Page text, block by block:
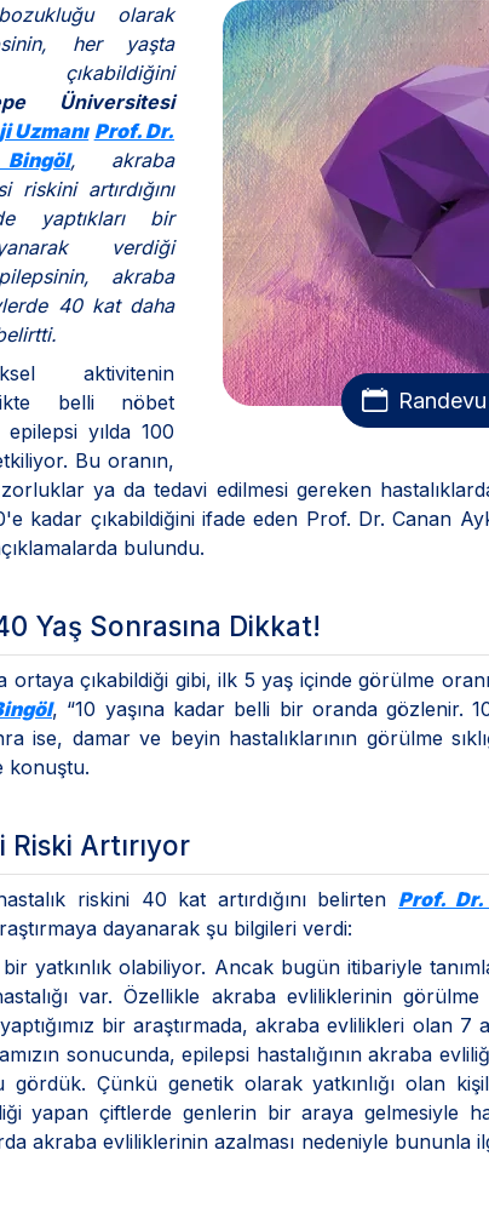
Randevu
olarak
her yaşta
Üniversitesi
Uzmanı Prof. Dr.
, akraba
artırdığını
yaptıkları bir
verdiği
akraba
40 kat daha
aktivitenin
belli nöbet
yılda 100
Bu oranın,
zorluklar ya da tedavi edilmesi gereken
kadar çıkabildiğini ifade eden Prof. Dr. Canan
bulundu.
Yaş Sonrasına Dikkat!
ortaya çıkabildiği gibi, ilk 5 yaş içinde görülme
, “10 yaşına kadar belli bir oranda gözlenir.
ise, damar ve beyin hastalıklarının görülme
konuştu.
Artırıyor
riskini 40 kat artırdığını belirtenProf.
dayanarak şu bilgileri verdi:
yatkınlık olabiliyor. Ancak bugün itibariyle
var. Özellikle akraba evliliklerinin görülme
bir araştırmada, akraba evlilikleri olan
sonucunda, epilepsi hastalığının akraba
Çünkü genetik olarak yatkınlığı olan
yapan çiftlerde genlerin bir araya gelmesiyle
akraba evliliklerinin azalması nedeniyle bununla